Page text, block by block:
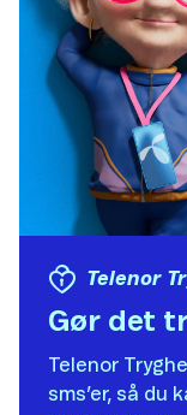
Telenor
Gør det
Telenor
sms’er, så du